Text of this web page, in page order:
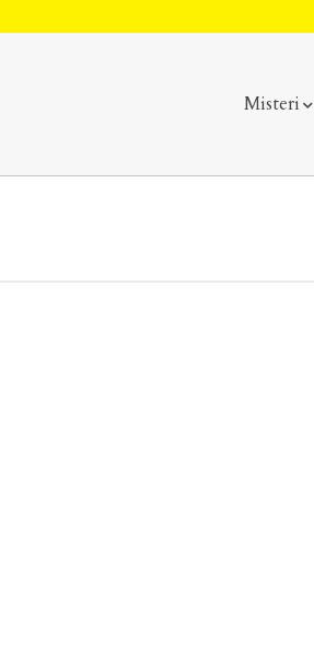
Misteri